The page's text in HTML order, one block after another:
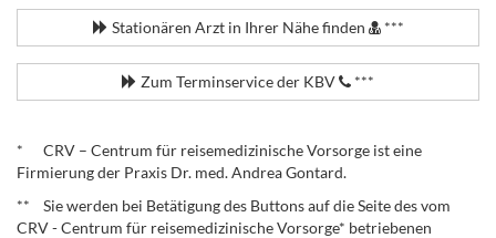
Stationären Arzt in Ihrer Nähe finden ***
Zum Terminservice der KBV ***
* CRV – Centrum für reisemedizinische Vorsorge ist eine
Firmierung der Praxis Dr. med. Andrea Gontard.
** Sie werden bei Betätigung des Buttons auf die Seite des vom
CRV - Centrum für reisemedizinische Vorsorge* betriebenen